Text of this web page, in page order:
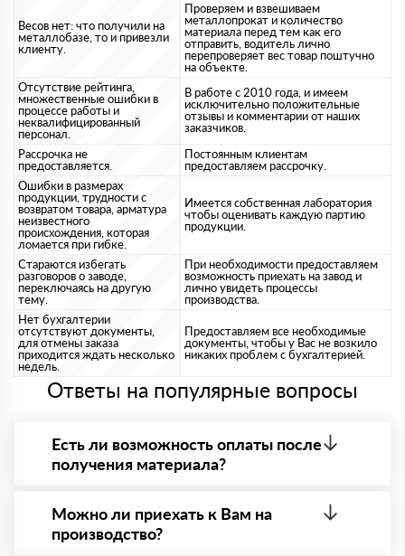
Весов нет: что получили на
металлобазе, то и привезли
клиенту.
Проверяем и взвешиваем
металлопрокат и количество
материала перед тем как его
отправить, водитель лично
перепроверяет вес товар поштучно
на объекте.
Отсутствие рейтинга,
множественные ошибки в
процессе работы и
неквалифицированный
персонал.
В работе с 2010 года, и имеем
исключительно положительные
отзывы и комментарии от наших
заказчиков.
Рассрочка не
предоставляется.
Постоянным клиентам
предоставляем рассрочку.
Ошибки в размерах
продукции, трудности с
возвратом товара, арматура
неизвестного
происхождения, которая
ломается при гибке.
Имеется собственная лаборатория
чтобы оценивать каждую партию
продукции.
Стараются избегать
разговоров о заводе,
переключаясь на другую
тему.
При необходимости предоставляем
возможность приехать на завод и
лично увидеть процессы
производства.
Нет бухгалтерии
отсутствуют документы,
для отмены заказа
приходится ждать несколько
недель.
Предоставляем все необходимые
документы, чтобы у Вас не возкило
никаких проблем с бухгалтерией.
Ответы на популярные вопросы
Есть ли возможность оплаты после
получения материала?
- оплата по факту получения товара. При этом,
если доставленный товар был ненадлежащего
качества, то Вы в праве от него отказаться.
Можно ли приехать к Вам на
производство?